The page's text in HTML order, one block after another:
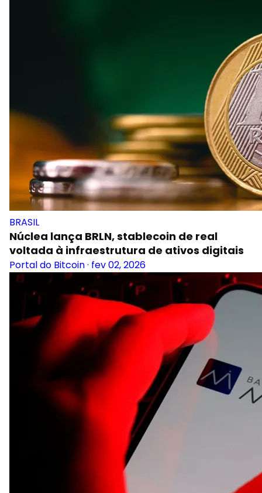
BRASIL
Núclea lança BRLN, stablecoin de real
voltada à infraestrutura de ativos digitais
Portal do Bitcoin· fev 02, 2026